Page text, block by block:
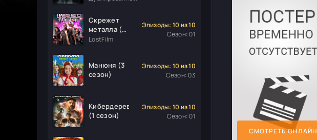
Скрежет
металла (1
сезон)
LostFilm
Эпизоды: 10 из 10
Сезон: 01
Манюня (3
сезон)
Эпизоды: 10 из 10
Сезон: 03
Кибердеревня
(1 сезон)
Эпизоды: 10 из 10
Сезон: 01
СМОТРЕТЬ ОНЛАЙН